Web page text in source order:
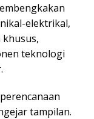
elektrikal,
teknologi
tampilan.